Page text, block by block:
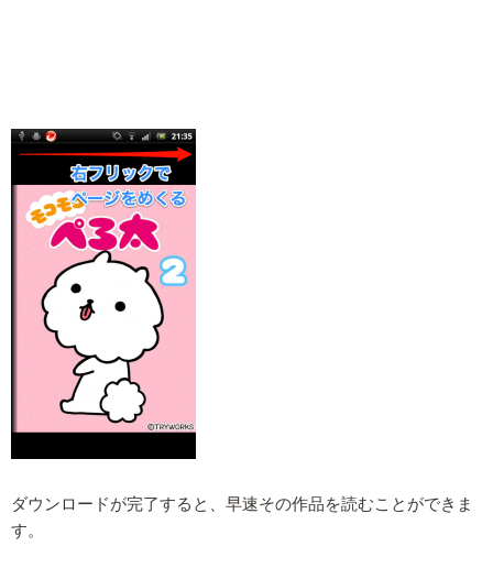
ダウンロードが完了すると、早速その作品を読むことができま
す。